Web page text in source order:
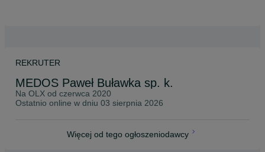
REKRUTER
MEDOS Paweł Buławka sp. k.
Na OLX od czerwca 2020
Ostatnio online w dniu 03 sierpnia 2026
Więcej od tego ogłoszeniodawcy